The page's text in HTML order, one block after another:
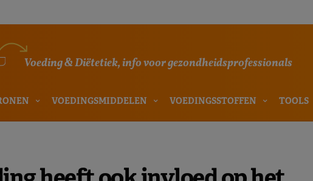
Voeding & Diëtetiek, info voor gezondheidsprofessionals
VOEDINGSMIDDELEN VOEDINGSSTOFFEN TOOLS